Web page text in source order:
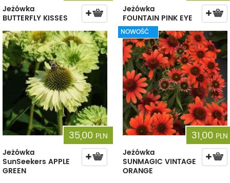
Jeżówka
BUTTERFLY KISSES
Jeżówka
FOUNTAIN PINK EYE
35,00 PLN
Jeżówka
SunSeekers APPLE
GREEN
NOWOŚĆ
31,00 PLN
Jeżówka
SUNMAGIC VINTAGE
ORANGE